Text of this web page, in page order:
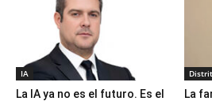
IA
La IA ya no es el futuro. Es el
La